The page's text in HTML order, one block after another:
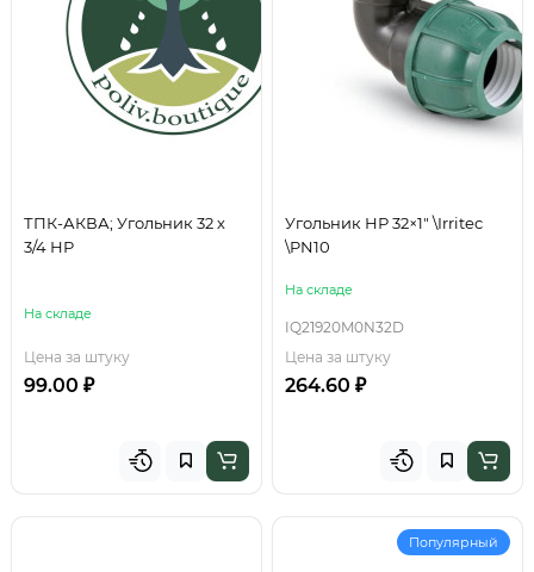
ТПК-АКВА; Угольник 32 х
3/4 НР
На складе
Цена за штуку
99.00 ₽
Угольник НР 32×1" \Irritec
\PN10
На складе
IQ21920M0N32D
Цена за штуку
264.60 ₽
Популярный